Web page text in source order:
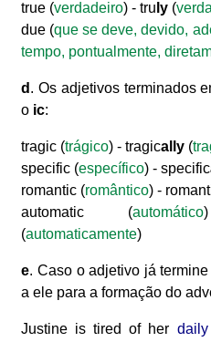
true (verdadeiro) - tru ly (
due (que se deve, devido,
tempo, pontualmente,
d . Os adjetivos terminados
o ic:
tragic (trágico) - tragically (
specific (específico) - specific
romantic (romântico) -
automatic (automático
(automaticamente)
e. Caso o adjetivo já
a ele para a formação do
Justine is tired of her daily